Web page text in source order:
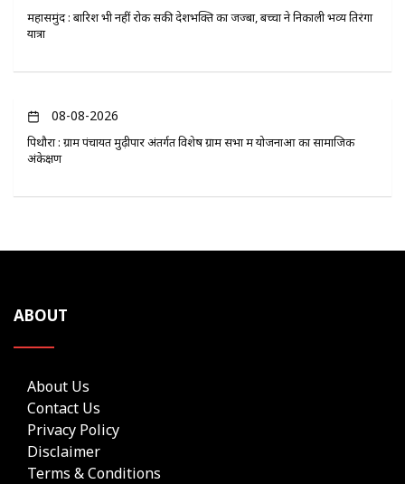
महासमुंद : बारिश भी नहीं रोक सकी देशभक्ति का जज्बा, बच्चों ने निकाली भव्य तिरंगा
यात्रा
08-08-2026
पिथौरा : ग्राम पंचायत मुढ़ीपार अंतर्गत विशेष ग्राम सभा में योजनाओं का सामाजिक
अंकेक्षण
ABOUT
About Us
Contact Us
Privacy Policy
Disclaimer
Terms & Conditions